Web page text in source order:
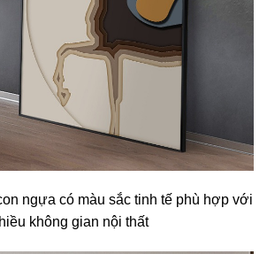
ngựa có màu sắc tinh tế phù hợp với
không gian nội thất